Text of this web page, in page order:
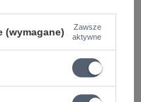
(wymagane)
Zawsze
aktywne